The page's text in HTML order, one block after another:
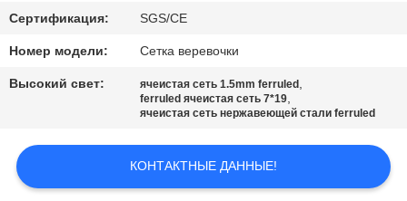
НОВОСТИ
СПРОСИТЕ
КАРТА
Сертификация: SGS/CE
Номер модели: Сетка веревочки
Высокий свет: ячеистая сеть 1.5mm ferruled ,
ferruled ячеистая сеть 7*19,
ячеистая сеть нержавеющей стали ferruled
КОНТАКТНЫЕ ДАННЫЕ!